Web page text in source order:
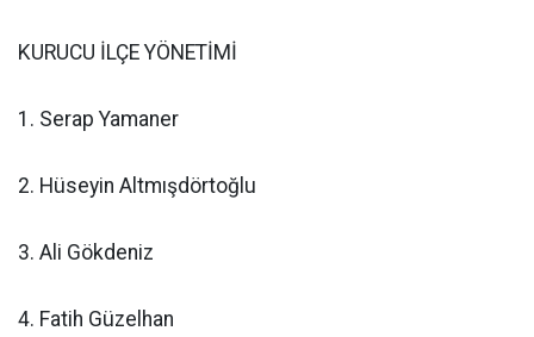
KURUCU İLÇE YÖNETİMİ
1. Serap Yamaner
2. Hüseyin Altmışdörtoğlu
3. Ali Gökdeniz
4. Fatih Güzelhan